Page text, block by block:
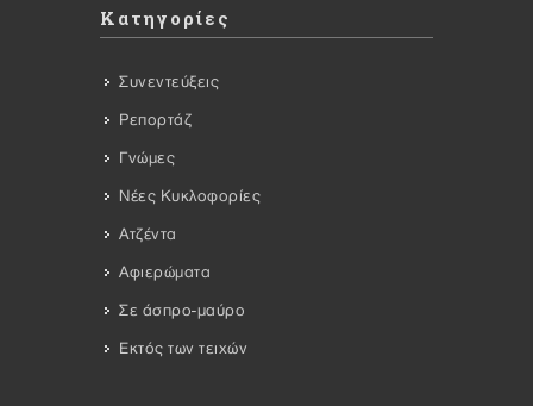
Κατηγορίες
Συνεντεύξεις
Ρεπορτάζ
Γνώμες
Νέες Κυκλοφορίες
Ατζέντα
Αφιερώματα
Σε άσπρο-μαύρο
Εκτός των τειχών